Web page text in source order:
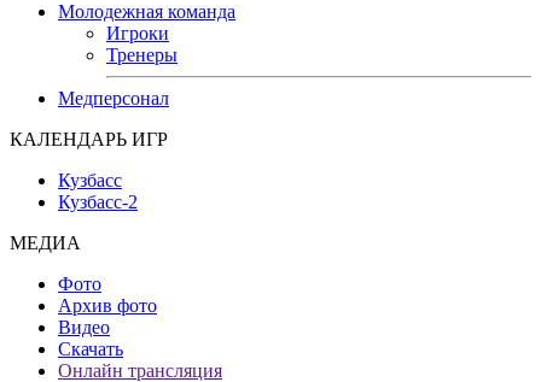
Молодежная команда
Игроки
Тренеры
Медперсонал
КАЛЕНДАРЬ ИГР
Кузбасс
Кузбасс-2
МЕДИА
Фото
Архив фото
Видео
Скачать
Онлайн трансляция